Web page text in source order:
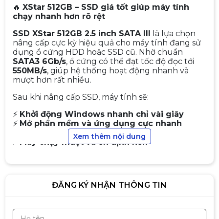
🔥 XStar 512GB – SSD giá tốt giúp máy tính
chạy nhanh hơn rõ rệt
SSD XStar 512GB 2.5 inch SATA III là lựa chọn
nâng cấp cực kỳ hiệu quả cho máy tính đang sử
dụng ổ cứng HDD hoặc SSD cũ. Nhờ chuẩn
SATA3 6Gb/s, ổ cứng có thể đạt tốc độ đọc tới
550MB/s, giúp hệ thống hoạt động nhanh và
mượt hơn rất nhiều.
Sau khi nâng cấp SSD, máy tính sẽ:
⚡ Khởi động Windows nhanh chỉ vài giây
⚡ Mở phần mềm và ứng dụng cực nhanh
Copy dữ liệu tốc độ cao
⚡ Máy chạy mượt và ổn định hơn
⚡ Điểm mạnh nổi bật
Xem thêm nội dung
ĐĂNG KÝ NHẬN THÔNG TIN
Ổ cứng SSD Kingston NV1 250GB
(M.2 NVMe Gen3 x4 |
2.100/1.100MB/s | SNVS/250G)
1.390.000đ 1.590.000đ
SSD 256GB HIKSEMI CITY E1000
NVME M.2.NEW
-12%
RAM DDR5 KINGSTON FURY